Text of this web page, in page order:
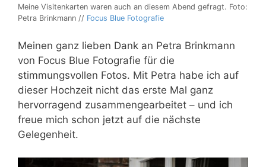
Meine Visitenkarten waren auch an diesem Abend gefragt. Foto:
Petra Brinkmann // Focus Blue Fotografie
Meinen ganz lieben Dank an Petra Brinkmann
von Focus Blue Fotografie für die
stimmungsvollen Fotos. Mit Petra habe ich auf
dieser Hochzeit nicht das erste Mal ganz
hervorragend zusammengearbeitet – und ich
freue mich schon jetzt auf die nächste
Gelegenheit.